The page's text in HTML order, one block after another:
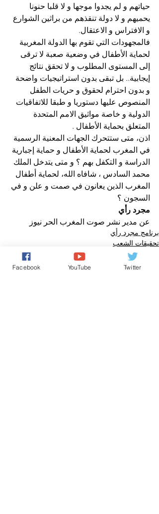
حياتهم و لم يجدوا موجها و لا قلبا حنونا
يحميهم و لا دولة تنقذهم من براثين الشوارع
و الافتراس و الاعتقال.
فالمجهودات التي تقوم بها الدولة المغربية
لحماية الأطفال في وضعية صعبة لا ترقى
إلى المستوى المطلوب و لا تحقق نتائج
إيجابية.. بل تبقى بدون استراتيجيات واضحة
و بدون احترام لحقوق و حريات الطفل
المنصوص عليها دستوريا و طبقا للاتفاقيات
الدولية و خاصة مواثيق الامم المتحدة
المتعلق بحماية الأطفال .
اذن، متى ستتحرك الجهات المعنية الرسمية
في المغرب لحماية الأطفال و حماية إجبارية
الدراسة و التكفل بهم ؟ و متى يتدخل الملك
محمد السادس ، شافاه الله، لحماية أطفال
المغرب الذين يعانون في صمت و علن و في
السجون ؟
مجرد رأي
عن مدير نشر صوت المغرب الحر نيوز
برنامج مجرد رأي
تحقيقات الشعب
عين على حرية التعبير والصحافة بالمغ
Facebook YouTube Twitter